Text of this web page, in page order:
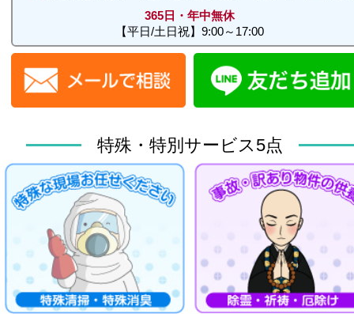
365日・年中無休
【平日/土日祝】9:00～17:00
特殊・特別サービス5点